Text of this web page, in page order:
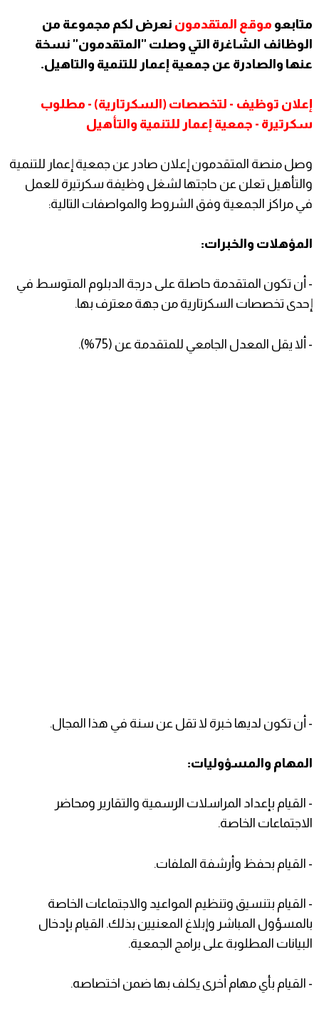
متابعو موقع المتقدمون نعرض لكم مجموعة من
الوظائف الشاغرة التي وصلت "المتقدمون" نسخة
عنها والصادرة عن جمعية إعمار للتنمية والتاهيل.
إعلان توظيف - لتخصصات (السكرتارية) - مطلوب
سكرتيرة - جمعية إعمار للتنمية والتأهيل
وصل منصة المتقدمون إعلان صادر عن جمعية إعمار للتنمية
والتأهيل تعلن عن حاجتها لشغل وظيفة سكرتيرة للعمل
في مراكز الجمعية وفق الشروط والمواصفات التالية:
المؤهلات والخبرات:
- أن تكون المتقدمة حاصلة على درجة الدبلوم المتوسط في
إحدى تخصصات السكرتارية من جهة معترف بها.
- ألا يقل المعدل الجامعي للمتقدمة عن (75%).
- أن تكون لديها خبرة لا تقل عن سنة في هذا المجال.
المهام والمسؤوليات:
- القيام بإعداد المراسلات الرسمية والتقارير ومحاضر
الاجتماعات الخاصة.
- القيام بحفظ وأرشفة الملفات.
- القيام بتنسيق وتنظيم المواعيد والاجتماعات الخاصة
بالمسؤول المباشر وإبلاغ المعنيين بذلك. القيام بإدخال
البيانات المطلوبة على برامج الجمعية.
- القيام بأي مهام أخرى يكلف بها ضمن اختصاصه.